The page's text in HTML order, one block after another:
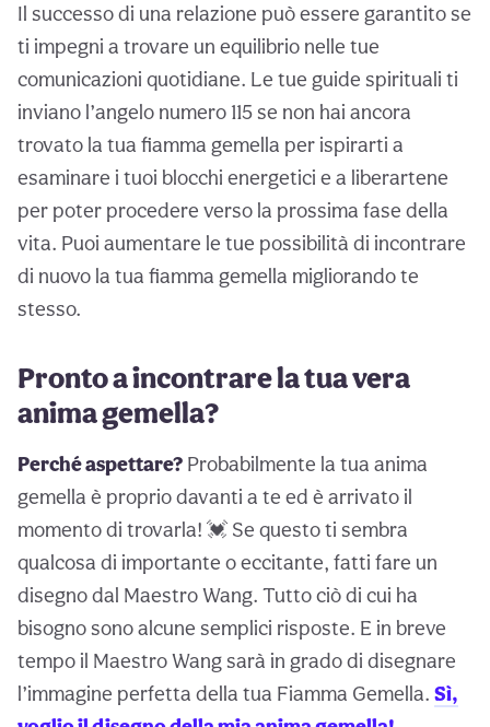
Il successo di una relazione può essere garantito se
ti impegni a trovare un equilibrio nelle tue
comunicazioni quotidiane. Le tue guide spirituali ti
inviano l’angelo numero 115 se non hai ancora
trovato la tua fiamma gemella per ispirarti a
esaminare i tuoi blocchi energetici e a liberartene
per poter procedere verso la prossima fase della
vita. Puoi aumentare le tue possibilità di incontrare
di nuovo la tua fiamma gemella migliorando te
stesso.
Pronto a incontrare la tua vera
anima gemella?
Perché aspettare? Probabilmente la tua anima
gemella è proprio davanti a te ed è arrivato il
momento di trovarla! 💓 Se questo ti sembra
qualcosa di importante o eccitante, fatti fare un
disegno dal Maestro Wang. Tutto ciò di cui ha
bisogno sono alcune semplici risposte. E in breve
tempo il Maestro Wang sarà in grado di disegnare
l’immagine perfetta della tua Fiamma Gemella. Sì,